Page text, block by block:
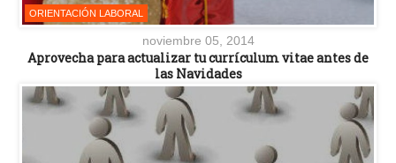
ORIENTACIÓN LABORAL
noviembre 05, 2014
Aprovecha para actualizar tu currículum vitae antes de
las Navidades